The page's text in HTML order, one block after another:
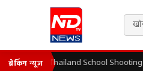
ब्रेकिंग न्यूज़ Thailand School Shooting: